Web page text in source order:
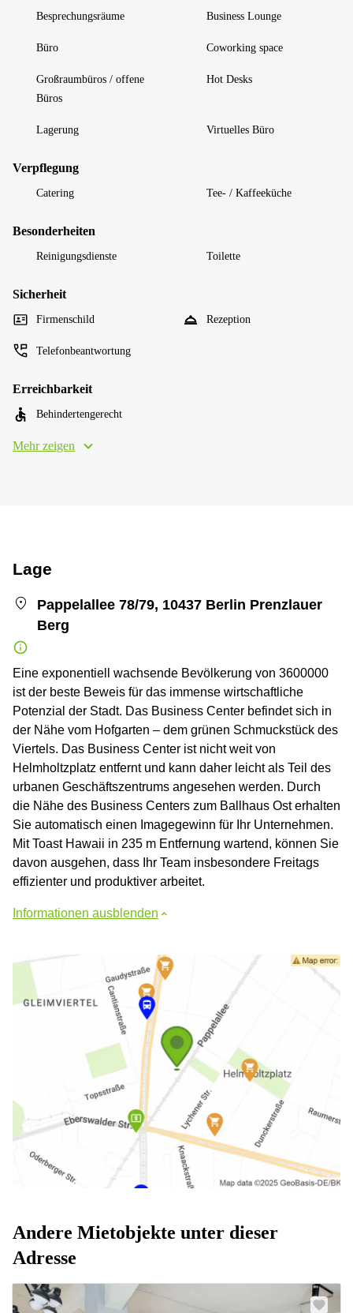
Besprechungsräume Business Lounge
Büro Coworking space
Großraumbüros / offene
Büros
Hot Desks
Lagerung Virtuelles Büro
Verpflegung
Catering Tee- / Kaffeeküche
Besonderheiten
Reinigungsdienste Toilette
Sicherheit
Firmenschild Rezeption
Telefonbeantwortung
Erreichbarkeit
Behindertengerecht
Mehr zeigen
Lage
Pappelallee 78/79, 10437 Berlin Prenzlauer
Berg
Eine exponentiell wachsende Bevölkerung von 3600000
ist der beste Beweis für das immense wirtschaftliche
Potenzial der Stadt. Das Business Center befindet sich in
der Nähe vom Hofgarten – dem grünen Schmuckstück des
Viertels. Das Business Center ist nicht weit von
Helmholtzplatz entfernt und kann daher leicht als Teil des
urbanen Geschäftszentrums angesehen werden. Durch
die Nähe des Business Centers zum Ballhaus Ost erhalten
Sie automatisch einen Imagegewinn für Ihr Unternehmen.
Mit Toast Hawaii in 235 m Entfernung wartend, können Sie
davon ausgehen, dass Ihr Team insbesondere Freitags
effizienter und produktiver arbeitet.
Informationen ausblenden
Andere Mietobjekte unter dieser
Adresse